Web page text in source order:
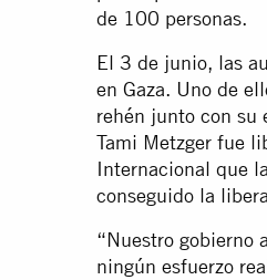
de 100 personas.
El 3 de junio, las
en Gaza. Uno de
rehén junto con su
Tami Metzger fue
Internacional que
conseguido la
“Nuestro gobierno
ningún esfuerzo